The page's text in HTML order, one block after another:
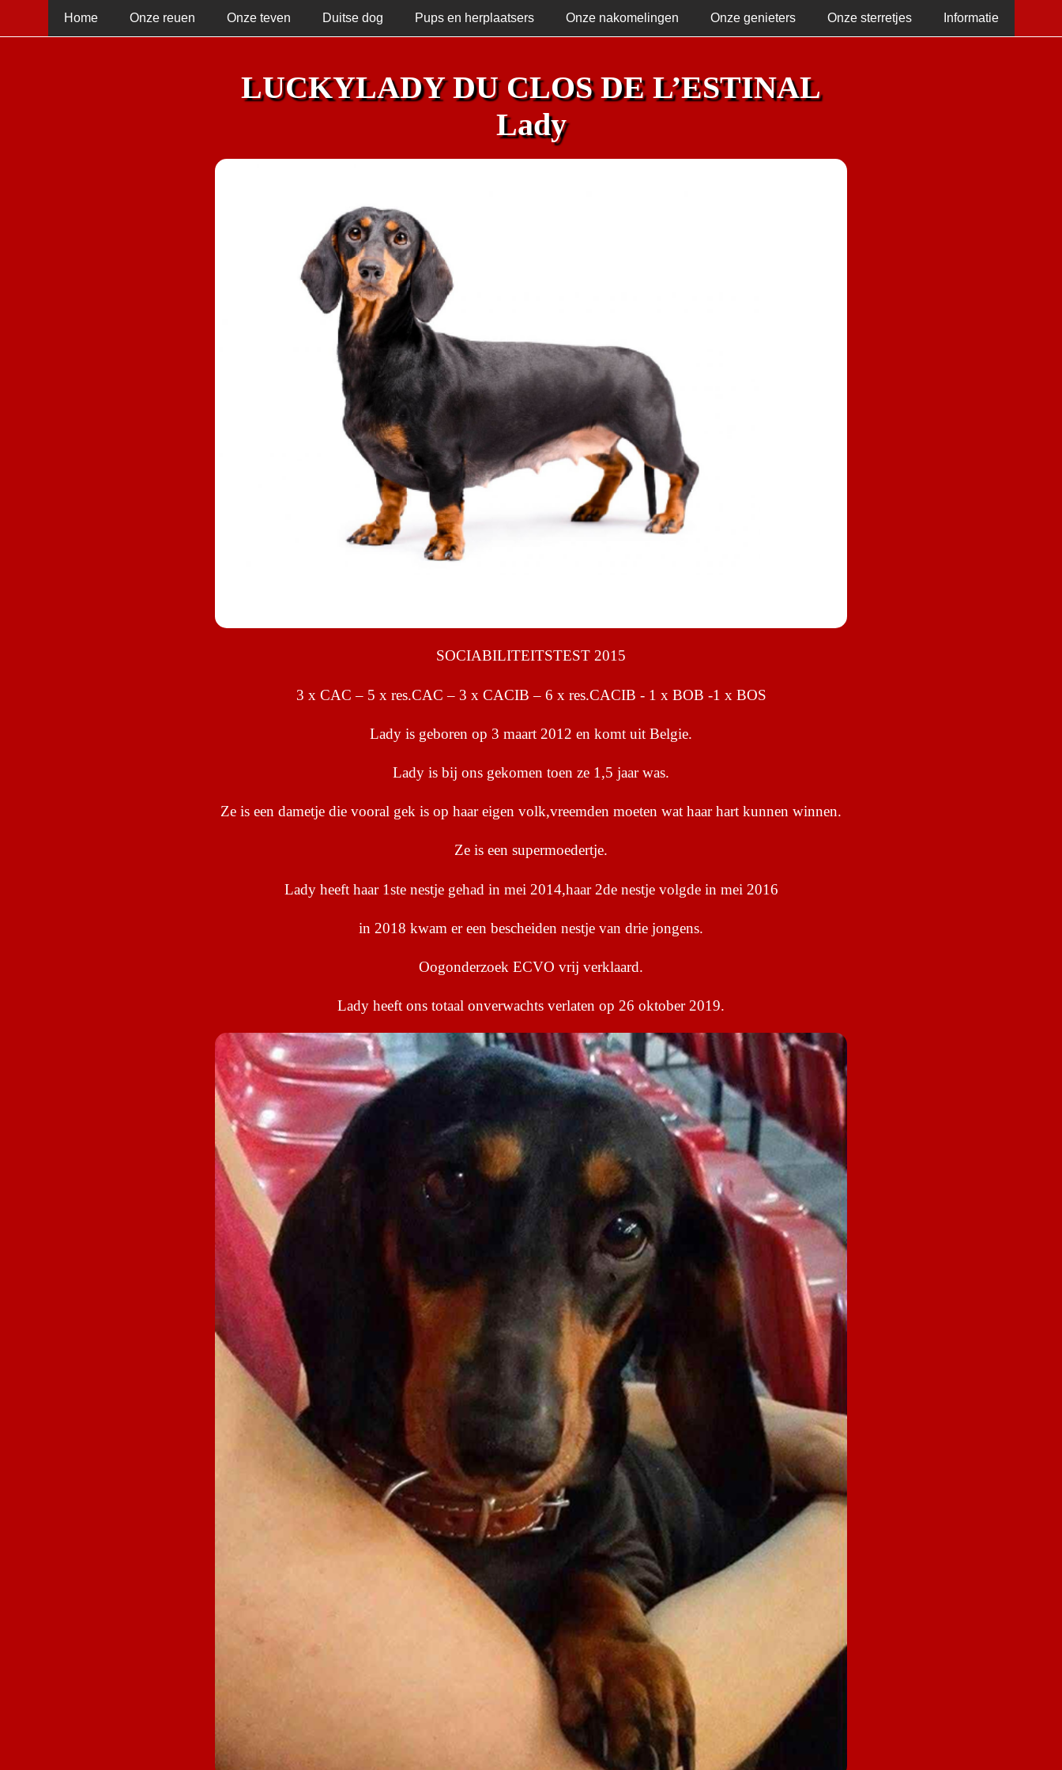
Home Onze reuen Onze teven Duitse dog Pups en herplaatsers Onze nakomelingen Onze genieters Onze sterretjes Informatie
LUCKYLADY DU CLOS DE L’ESTINAL
Lady
SOCIABILITEITSTEST 2015
3 x CAC – 5 x res.CAC – 3 x CACIB – 6 x res.CACIB - 1 x BOB -1 x BOS
Lady is geboren op 3 maart 2012 en komt uit Belgie.
Lady is bij ons gekomen toen ze 1,5 jaar was.
Ze is een dametje die vooral gek is op haar eigen volk,vreemden moeten wat haar hart kunnen winnen.
Ze is een supermoedertje.
Lady heeft haar 1ste nestje gehad in mei 2014,haar 2de nestje volgde in mei 2016
in 2018 kwam er een bescheiden nestje van drie jongens.
Oogonderzoek ECVO vrij verklaard.
Lady heeft ons totaal onverwachts verlaten op 26 oktober 2019.